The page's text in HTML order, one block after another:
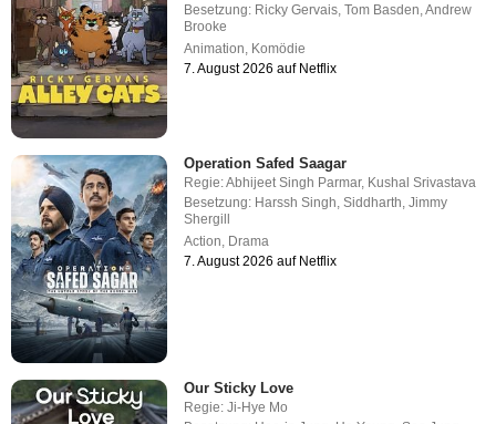
Besetzung: Ricky Gervais ,Tom Basden ,Andrew
Brooke
Animation Komödie
7. August 2026 auf Netflix
Operation Safed Saagar
Regie:Abhijeet Singh Parmar, Kushal Srivastava
Besetzung: Harssh Singh,Siddharth,Jimmy
Shergill
Action, Drama
7. August 2026 auf Netflix
Our Sticky Love
Regie:Ji-Hye Mo